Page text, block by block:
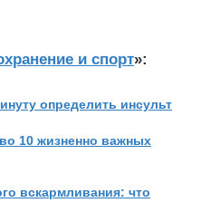
и спорт»:
определить инсульт
10 жизненно важных
вскармливания: что